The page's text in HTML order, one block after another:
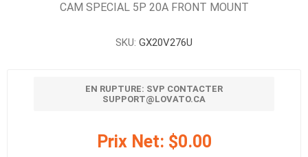
CAM SPECIAL 5P 20A FRONT MOUNT
SKU: GX20V276U
EN RUPTURE: SVP CONTACTER
SUPPORT@LOVATO.CA
Prix Net: $0.00